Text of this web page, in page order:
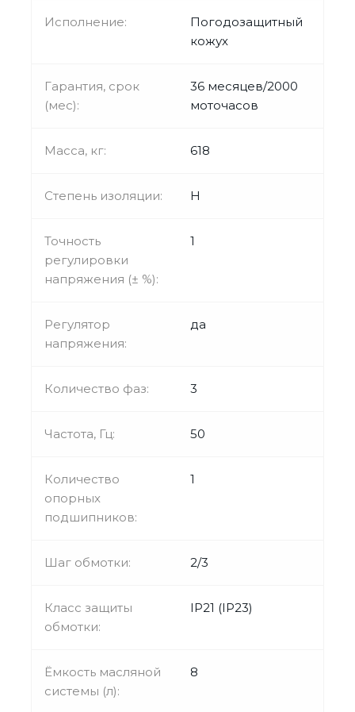
Исполнение:
Погодозащитный
кожух
Гарантия, срок
(мес):
36 месяцев/2000
моточасов
Масса, кг: 618
Степень изоляции: Н
Точность
регулировки
напряжения (± %):
1
Регулятор
напряжения:
да
Количество фаз: 3
Частота, Гц: 50
Количество
опорных
подшипников:
1
Шаг обмотки: 2/3
Класс защиты
обмотки:
IP21 (IP23)
Ёмкость масляной
системы (л):
8